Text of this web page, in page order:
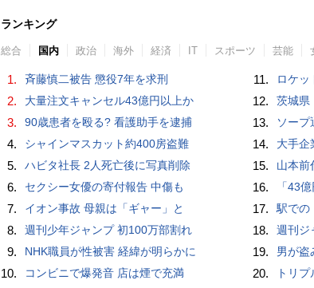
ランキング
総合 国内 政治 海外 経済 IT スポーツ 芸能
1. 斉藤慎二被告 懲役7年を求刑
2. 大量注文キャンセル43億円以上か
3. 90歳患者を殴る? 看護助手を逮捕
4. シャインマスカット約400房盗難
5. ハビタ社長 2人死亡後に写真削除
6. セクシー女優の寄付報告 中傷も
7. イオン事故 母親は「ギャー」と
8. 週刊少年ジャンプ 初100万部割れ
9. NHK職員が性被害 経緯が明らかに
10. コンビニで爆発音 店は煙で充満
11. ロケッ
12. 茨城県
13. ソープ
14. 大手企
15. 山本前
16. 「43
17. 駅での
18. 週刊ジ
19. 男が盗
20. トリ